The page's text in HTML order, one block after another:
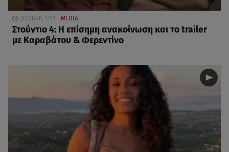
03.08.26, 17:11 MEDIA
Στούντιο 4: Η επίσημη ανακοίνωση και το trailer
με Καραβάτου & Φερεντίνο